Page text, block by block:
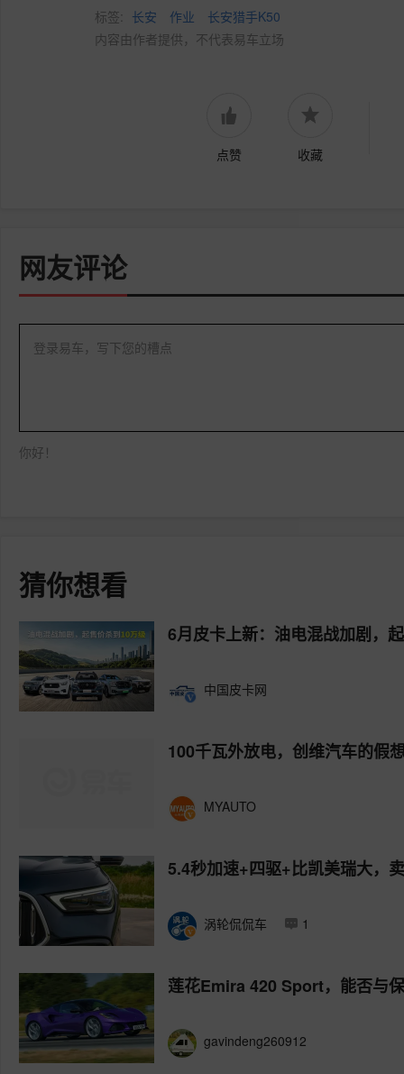
标签: 长安 作业
长安猎手K50
内容由作者提供，不代表易车立场
点赞 收藏
网友评论
登录易车，写下您的槽点
你好！
猜你想看
6月皮卡上新：油电混战加剧，
中国皮卡网
100千瓦外放电，创维汽车的假
MYAUTO
5.4秒加速+四驱+比凯美瑞大，
涡轮侃侃车 1
莲花Emira 420 Sport，能否与
gavindeng260912